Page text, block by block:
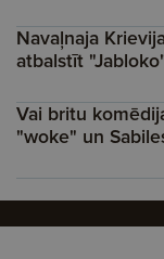
Navaļnaja
atbalstīt
Vai britu
"woke" un